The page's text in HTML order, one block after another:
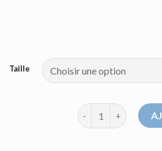
Taille
quantité de pull